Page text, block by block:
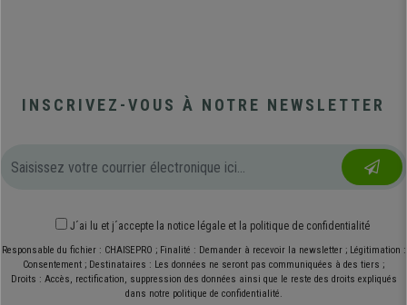
INSCRIVEZ-VOUS À NOTRE NEWSLETTER
J´ai lu et j´accepte la notice légale et la politique de confidentialité
Responsable du fichier : CHAISEPRO ; Finalité : Demander à recevoir la newsletter ; Légitimation :
Consentement ; Destinataires : Les données ne seront pas communiquées à des tiers ;
Droits : Accès, rectification, suppression des données ainsi que le reste des droits expliqués
dans notre politique de confidentialité.